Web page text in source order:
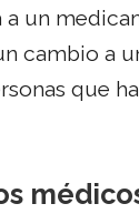
un
cambio a
que